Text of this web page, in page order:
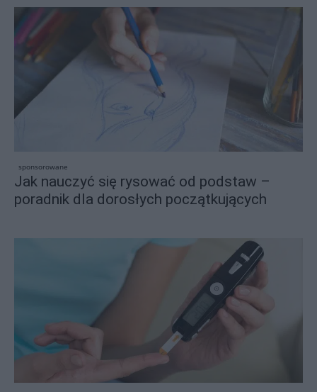
sponsorowane
Jak nauczyć się rysować od podstaw –
poradnik dla dorosłych początkujących